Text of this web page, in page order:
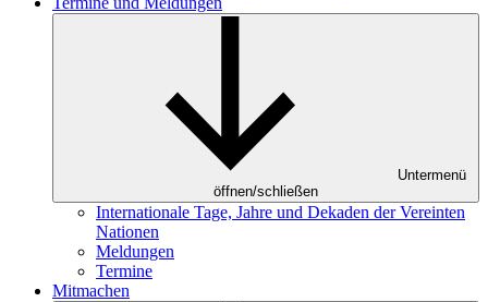
Untermenü
öffnen/schließen
Internationale Tage, Jahre und Dekaden der Vereinten
Nationen
Meldungen
Termine
Mitmachen